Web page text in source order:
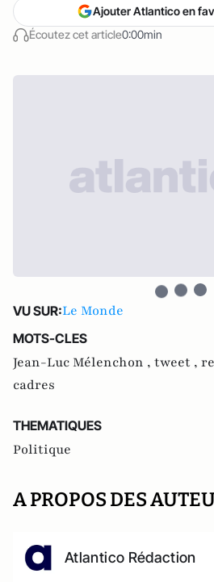
Écoutez cet article0:00min
Ajouter Atlantico en
VU SUR:Le Monde
MOTS-CLES
Jean-Luc Mélenchon , tweet ,
cadres
THEMATIQUES
Politique
A PROPOS DES
Atlantico Rédaction